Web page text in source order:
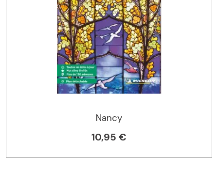
Nancy
10,95 €